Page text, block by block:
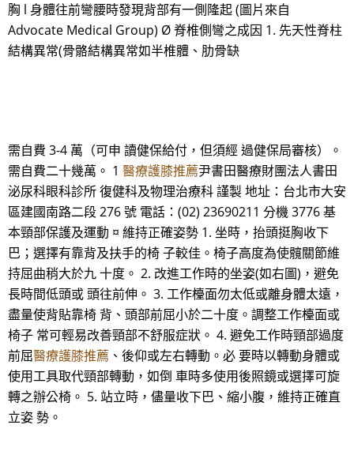
胸 l 身體往前彎腰時發現背部有一側隆起 (圖片來自
Advocate Medical Group) Ø 脊椎側彎之成因 1. 先天性脊柱
結構異常(骨骼結構異常如半椎體、肋骨缺
需自費 3-4 萬（可申 讀健保給付，但須經 過健保局審核）。
需自費二十幾萬。 1 醫療護膝推薦尹書田醫療財團法人書田
泌尿科眼科診所 復健科及物理治療科 謹製 地址：台北市大安
區建國南路二段 276 號 電話：(02) 23690211 分機 3776 基
本頸部保護及運動 ¤ 維持正確姿勢 1. 坐時，抬頭挺胸收下
巴；選擇有靠背及扶手的椅 子較佳。椅子高度為使髖關節維
持屈曲稍大於九 十度。 2. 改進工作時的坐姿(如右圖)，避免
長時間低頭或 頭往前伸。 3. 工作檯面勿太低或離身體太遠，
盡量使背貼靠椅 背、頭部前屈小於二十度。調整工作檯面或
椅子 常可輕易改善頸部不舒服症狀。 4. 避免工作時頸部過度
前屈醫療護膝推薦 、後仰或左右轉動。必 要時以轉動身體或
使用工具取代頸部轉動，如倒 車時多使用後照鏡或選擇可旋
轉之辦公椅。 5. 站立時，儘量收下巴、縮小腹，維持正確直
立姿 勢。